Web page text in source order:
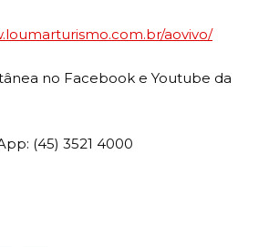
aovivo/
no Facebook e Youtube da
(45) 3521 4000